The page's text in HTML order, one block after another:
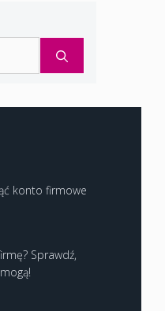
konto firmowe
Sprawdź,